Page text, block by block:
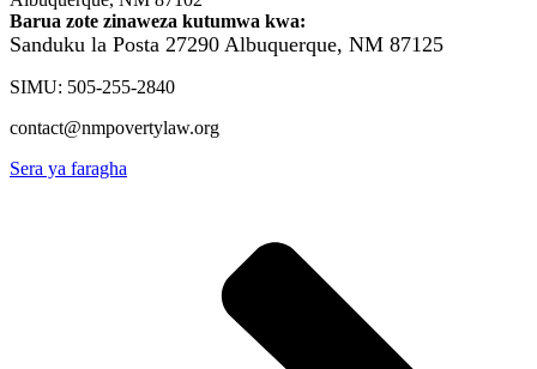
Barua zote zinaweza kutumwa kwa:
Sanduku la Posta 27290 Albuquerque, NM 87125
SIMU: 505-255-2840
contact@nmpovertylaw.org
Sera ya faragha